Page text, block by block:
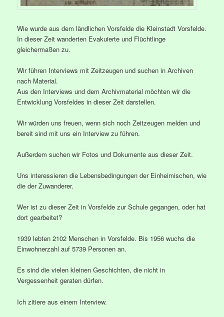
Wie wurde aus dem ländlichen Vorsfelde die Kleinstadt Vorsfelde.
In dieser Zeit wanderten Evakuierte und Flüchtlinge
gleichermaßen zu.
Wir führen Interviews mit Zeitzeugen und suchen in Archiven
nach Material.
Aus den Interviews und dem Archivmaterial möchten wir die
Entwicklung Vorsfeldes in dieser Zeit darstellen.
Wir würden uns freuen, wenn sich noch Zeitzeugen melden und
bereit sind mit uns ein Interview zu führen.
Außerdem suchen wir Fotos und Dokumente aus dieser Zeit.
Uns interessieren die Lebensbedingungen der Einheimischen, wie
die der Zuwanderer.
Wer ist zu dieser Zeit in Vorsfelde zur Schule gegangen, oder hat
dort gearbeitet?
1939 lebten 2102 Menschen in Vorsfelde. Bis 1956 wuchs die
Einwohnerzahl auf 5739 Personen an.
Es sind die vielen kleinen Geschichten, die nicht in
Vergessenheit geraten dürfen.
Ich zitiere aus einem Interview.